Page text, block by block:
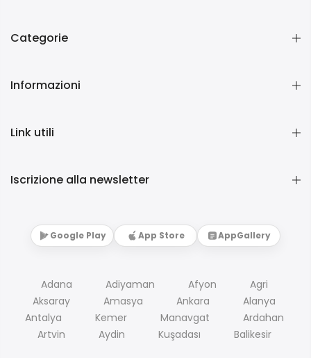
Categorie
Informazioni
Link utili
Iscrizione alla newsletter
Google Play App Store AppGallery
Adana Adiyaman Afyon
Agri
Aksaray
Amasya Ankara
Alanya
Antalya
Kemer Manavgat
Ardahan
Artvin
Aydin Kuşadası Balikesir